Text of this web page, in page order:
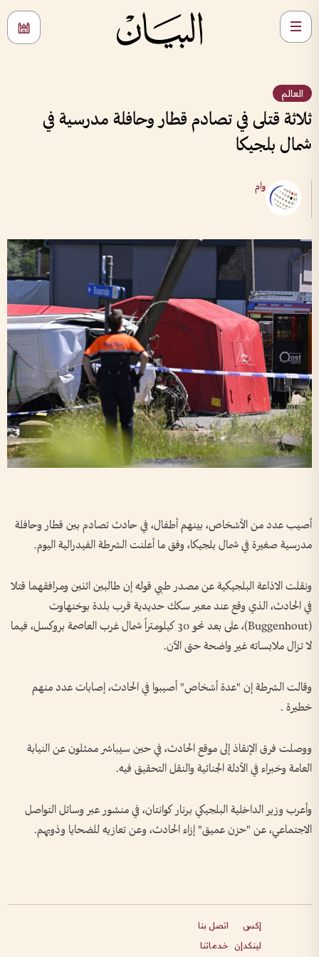
العالم
ثلاثة قتلى في تصادم قطار وحافلة مدرسية في
شمال بلجيكا
وام
أصيب عدد من الأشخاص، بينهم أطفال، في حادث تصادم بين قطار وحافلة
مدرسية صغيرة في شمال بلجيكا، وفق ما أعلنت الشرطة الفيدرالية اليوم.
ونقلت الاذاعة البلجيكية عن مصدر طبي قوله إن طالبين اثنين ومرافقهما قتلا
في الحادث، الذي وقع عند معبر سكك حديدية قرب بلدة بوخنهاوت
(Buggenhout)، على بعد نحو 30 كيلومتراً شمال غرب العاصمة بروكسل، فيما
لا تزال ملابساته غير واضحة حتى الآن.
وقالت الشرطة إن "عدة أشخاص" أصيبوا في الحادث، إصابات عدد منهم
خطيرة .
ووصلت فرق الإنقاذ إلى موقع الحادث، في حين سيباشر ممثلون عن النيابة
العامة وخبراء في الأدلة الجنائية والنقل التحقيق فيه.
وأعرب وزير الداخلية البلجيكي برنار كوانتان، في منشور عبر وسائل التواصل
الاجتماعي، عن "حزن عميق" إزاء الحادث، وعن تعازيه للضحايا وذويهم.
إكس
لينكدإن
اتصل بنا
خدماتنا